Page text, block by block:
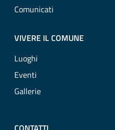
Comunicati
VIVERE IL COMUNE
Luoghi
Eventi
Gallerie